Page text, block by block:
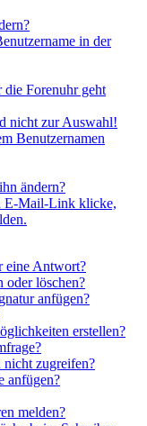
in der
die Forenuhr geht
nicht zur Auswahl!
Benutzernamen
ändern?
E-Mail-Link klicke,
eine Antwort?
oder löschen?
anfügen?
erstellen?
nicht zugreifen?
anfügen?
melden?